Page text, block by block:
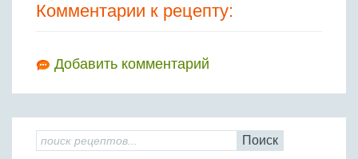
Комментарии к рецепту:
Добавить комментарий
Поиск